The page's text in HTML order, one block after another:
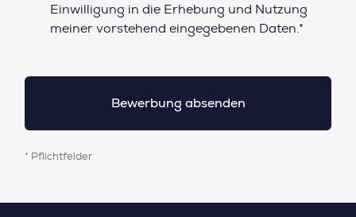
Einwilligung in die Erhebung und Nutzung
meiner vorstehend eingegebenen Daten.*
* Pflichtfelder